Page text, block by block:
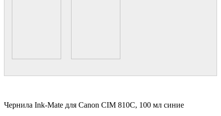
Чернила Ink-Mate для Canon CIM 810C, 100 мл синие